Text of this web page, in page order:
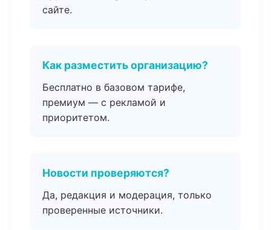
сайте.
Как разместить организацию?
Бесплатно в базовом тарифе,
премиум — с рекламой и
приоритетом.
Новости проверяются?
Да, редакция и модерация, только
проверенные источники.